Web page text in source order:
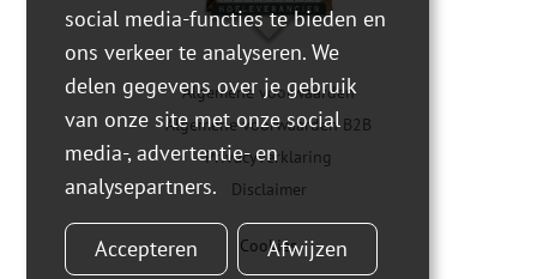
Algemene voorwaarden
Algemene voorwaarden B2B
Privacyverklaring
Disclaimer
Cookies
social media-functies te bieden en
ons verkeer te analyseren. We
delen gegevens over je gebruik
van onze site met onze social
media-, advertentie- en
analysepartners.
Accepteren Afwijzen